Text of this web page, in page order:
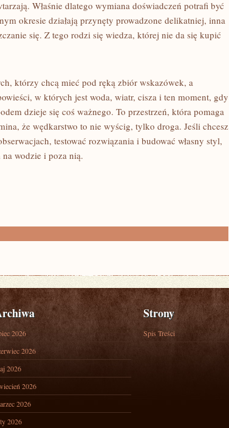
Właśnie dlatego wymiana doświadczeń potrafi być
okresie działają przynęty prowadzone delikatniej, inna
się. Z tego rodzi się wiedza, której nie da się kupić
którzy chcą mieć pod ręką zbiór wskazówek, a
w których jest woda, wiatr, cisza i ten moment, gdy
dzieje się coś ważnego. To przestrzeń, która pomaga
że wędkarstwo to nie wyścig, tylko droga. Jeśli chcesz
testować rozwiązania i budować własny styl,
wodzie i poza nią.
2026
2026
2026
2026
2026
2026
Strony
Spis Treści